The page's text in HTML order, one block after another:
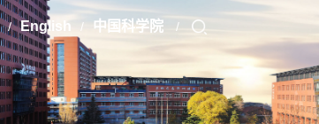
/ English / 中国科学院 /